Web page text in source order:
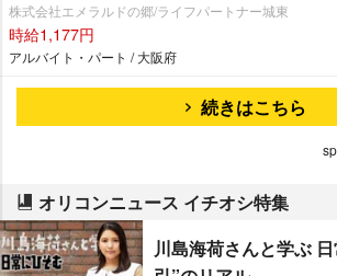
株式会社エメラルドの郷/ライフパートナー城東
時給1,177円
アルバイト・パート / 大阪府
続きはこちら
オリコンニュース イチオシ特集
川島海荷さんと学ぶ